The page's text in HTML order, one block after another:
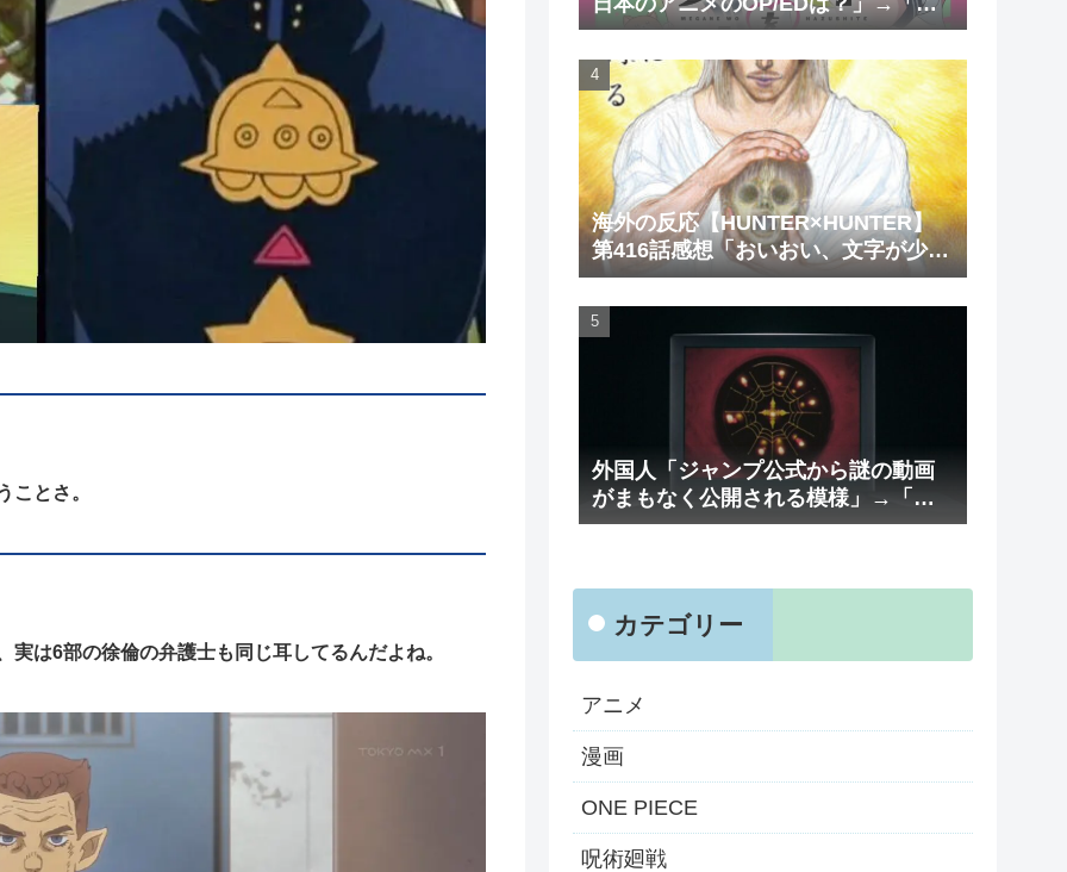
ことさ。
は6部の徐倫の弁護士も同じ耳してるんだよね。
回も飛ばしたことないわ」（海外の
反応）
海外の反応【HUNTER×HUNTER】
第416話感想「おいおい、文字が少な
くてスッキリ読めるぞ！！」
外国人「ジャンプ公式から謎の動画
がまもなく公開される模様」→「ま
さか本当にくるのか？！」（海外の
カテゴリー
アニメ
漫画
ONE PIECE
呪術廻戦